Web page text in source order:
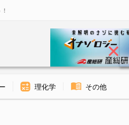
理化学 その他